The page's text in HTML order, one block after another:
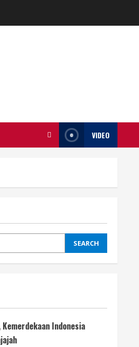
VIDEO
SEARCH
Indonesia